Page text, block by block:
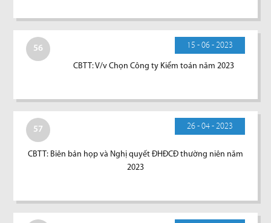
56 15 - 06 - 2023
CBTT: V/v Chọn Công ty Kiểm toán năm 2023
57 26 - 04 - 2023
CBTT: Biên bản họp và Nghị quyết ĐHĐCĐ thường niên năm
2023